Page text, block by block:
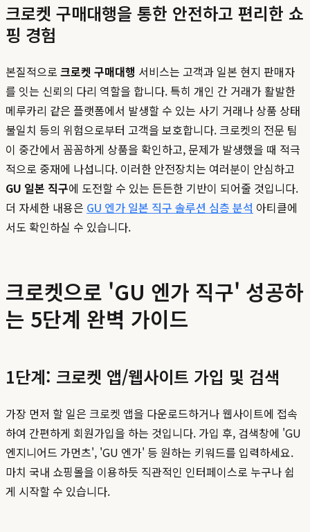
크로켓 구매대행을 통한 안전하고 편리한 쇼
핑 경험
본질적으로 크로켓 구매대행 서비스는 고객과 일본 현지 판매자
를 잇는 신뢰의 다리 역할을 합니다. 특히 개인 간 거래가 활발한
메루카리 같은 플랫폼에서 발생할 수 있는 사기 거래나 상품 상태
불일치 등의 위험으로부터 고객을 보호합니다. 크로켓의 전문 팀
이 중간에서 꼼꼼하게 상품을 확인하고, 문제가 발생했을 때 적극
적으로 중재에 나섭니다. 이러한 안전장치는 여러분이 안심하고
GU 일본 직구에 도전할 수 있는 든든한 기반이 되어줄 것입니다.
더 자세한 내용은 GU 엔가 일본 직구 솔루션 심층 분석 아티클에
서도 확인하실 수 있습니다.
크로켓으로 'GU 엔가 직구' 성공하
는 5단계 완벽 가이드
1단계: 크로켓 앱/웹사이트 가입 및 검색
가장 먼저 할 일은 크로켓 앱을 다운로드하거나 웹사이트에 접속
하여 간편하게 회원가입을 하는 것입니다. 가입 후, 검색창에 'GU
엔지니어드 가먼츠', 'GU 엔가' 등 원하는 키워드를 입력하세요.
마치 국내 쇼핑몰을 이용하듯 직관적인 인터페이스로 누구나 쉽
게 시작할 수 있습니다.